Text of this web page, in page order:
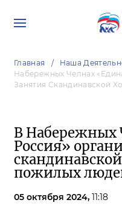
Главная Наша
Набережных Челнах
Занятия Скандинавской
В Набережных
Россия»
пожилых
05 октября 2024, 11:18